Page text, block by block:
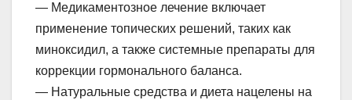
— Медикаментозное лечение включает
применение топических решений, таких как
миноксидил, а также системные препараты для
коррекции гормонального баланса.
— Натуральные средства и диета нацелены на